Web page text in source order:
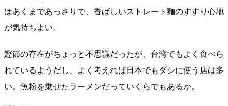
はあくまであっさりで、香ばしいストレート麺のすすり心地
が気持ちよい。
鰹節の存在がちょっと不思議だったが、台湾でもよく食べら
れているようだし、よく考えれば日本でもダシに使う店は多
い。魚粉を乗せたラーメンだっていくらでもあるか。